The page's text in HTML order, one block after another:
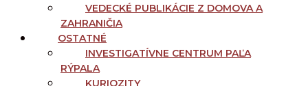
VEDECKÉ PUBLIKÁCIE Z DOMOVA A
ZAHRANIČIA
OSTATNÉ
INVESTIGATÍVNE CENTRUM PAĽA
RÝPALA
KURIOZITY